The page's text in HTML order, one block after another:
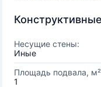
Несущие стены:
Иные
Площадь подвала,
1